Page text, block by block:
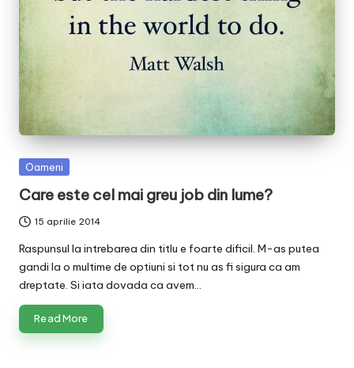
v
a
c
O
nl
in
e
Posted
Oameni
Care este cel mai greu job din lume?
15 aprilie 2014
Raspunsul la intrebarea din titlu e foarte dificil. M-as putea
gandi la o multime de optiuni si tot nu as fi sigura ca am
dreptate. Si iata dovada ca avem…
Read More